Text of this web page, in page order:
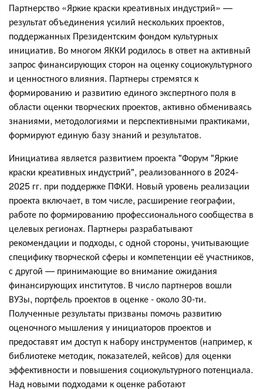
Партнерство «Яркие краски креативных индустрий» —
результат объединения усилий нескольких проектов,
поддержанных Президентским фондом культурных
инициатив. Во многом ЯККИ родилось в ответ на активный
запрос финансирующих сторон на оценку социокультурного
и ценностного влияния. Партнеры стремятся к
формированию и развитию единого экспертного поля в
области оценки творческих проектов, активно обмениваясь
знаниями, методологиями и перспективными практиками,
формируют единую базу знаний и результатов.
Инициатива является развитием проекта "Форум "Яркие
краски креативных индустрий", реализованного в 2024-
2025 гг. при поддержке ПФКИ. Новый уровень реализации
проекта включает, в том числе, расширение географии,
работе по формированию профессионального сообщества в
целевых регионах. Партнеры разрабатывают
рекомендации и подходы, с одной стороны, учитывающие
специфику творческой сферы и компетенции её участников,
с другой — принимающие во внимание ожидания
финансирующих институтов. В число партнеров вошли
ВУЗы, портфель проектов в оценке - около 30-ти.
Полученные результаты призваны помочь развитию
оценочного мышления у инициаторов проектов и
предоставят им доступ к набору инструментов (например, к
библиотеке методик, показателей, кейсов) для оценки
эффективности и повышения социокультурного потенциала.
Над новыми подходами к оценке работают